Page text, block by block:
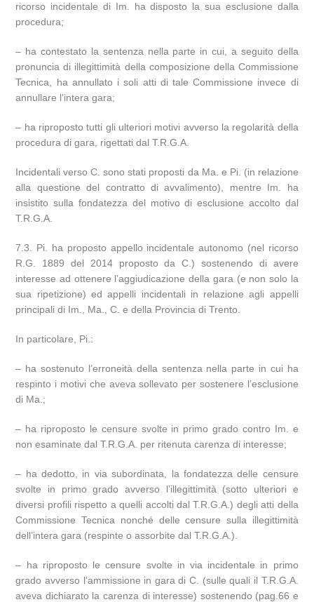
ricorso incidentale di Im. ha disposto la sua esclusione dalla
procedura;
– ha contestato la sentenza nella parte in cui, a seguito della
pronuncia di illegittimità della composizione della Commissione
Tecnica, ha annullato i soli atti di tale Commissione invece di
annullare l’intera gara;
– ha riproposto tutti gli ulteriori motivi avverso la regolarità della
procedura di gara, rigettati dal T.R.G.A.
Incidentali verso C. sono stati proposti da Ma. e Pi. (in relazione
alla questione del contratto di avvalimento), mentre Im. ha
insistito sulla fondatezza del motivo di esclusione accolto dal
T.R.G.A.
7.3. Pi. ha proposto appello incidentale autonomo (nel ricorso
R.G. 1889 del 2014 proposto da C.) sostenendo di avere
interesse ad ottenere l’aggiudicazione della gara (e non solo la
sua ripetizione) ed appelli incidentali in relazione agli appelli
principali di Im., Ma., C. e della Provincia di Trento.
In particolare, Pi.:
– ha sostenuto l’erroneità della sentenza nella parte in cui ha
respinto i motivi che aveva sollevato per sostenere l’esclusione
di Ma.;
– ha riproposto le censure svolte in primo grado contro Im. e
non esaminate dal T.R.G.A. per ritenuta carenza di interesse;
– ha dedotto, in via subordinata, la fondatezza delle censure
svolte in primo grado avverso l’illegittimità (sotto ulteriori e
diversi profili rispetto a quelli accolti dal T.R.G.A.) degli atti della
Commissione Tecnica nonché delle censure sulla illegittimità
dell’intera gara (respinte o assorbite dal T.R.G.A.).
– ha riproposto le censure svolte in via incidentale in primo
grado avverso l’ammissione in gara di C. (sulle quali il T.R.G.A.
aveva dichiarato la carenza di interesse) sostenendo (pag.66 e